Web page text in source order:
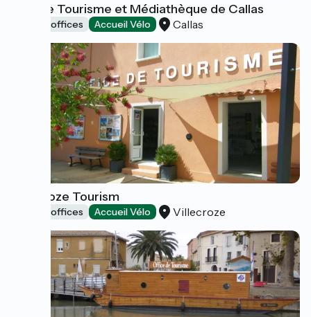
Espace Tourisme et Médiathèque de Callas
Tourist offices Accueil Vélo Callas
Villecroze Tourism
Tourist offices Accueil Vélo Villecroze